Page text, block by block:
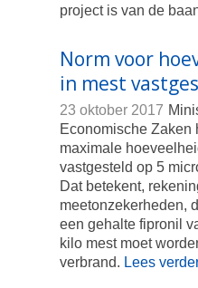
project is van de
Norm voor
in mest
23 oktober 2017
Economische Zaken
maximale
vastgesteld op 5
Dat betekent,
meetonzekerheden,
een gehalte fipronil
kilo mest moet
verbrand. Lees